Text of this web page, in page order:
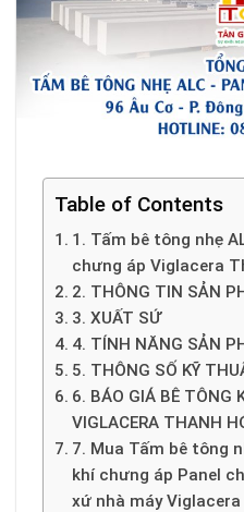
Table of Contents
1. Tấm bê tông nhẹ
chưng áp Viglacera
2. THÔNG TIN SẢN
3. XUẤT SỨ
4. TÍNH NĂNG SẢN
5. THÔNG SỐ KỸ
6. BÁO GIÁ BÊ TÔNG
VIGLACERA THANH
7. Mua Tấm bê tông
khí chưng áp Panel
xứ nhà máy